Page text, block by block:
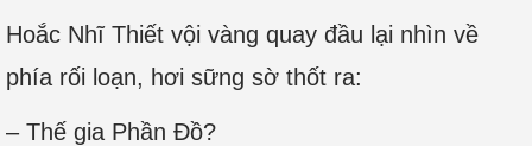
Hoắc Nhĩ Thiết vội vàng quay đầu lại nhìn về
phía rối loạn, hơi sững sờ thốt ra:
– Thế gia Phần Đồ?